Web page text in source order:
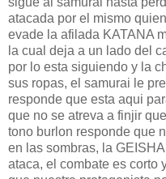
atacada por el mismo
evade la afilada KATANA
la cual deja a un lado del
por lo esta siguiendo y la
sus ropas, el samurai le
responde que esta aqui
que no se atreva a finjir
tono burlon responde que
en las sombras, la
ataca, el combate es corto